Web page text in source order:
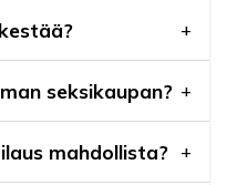
seksikaupan?
mahdollista?